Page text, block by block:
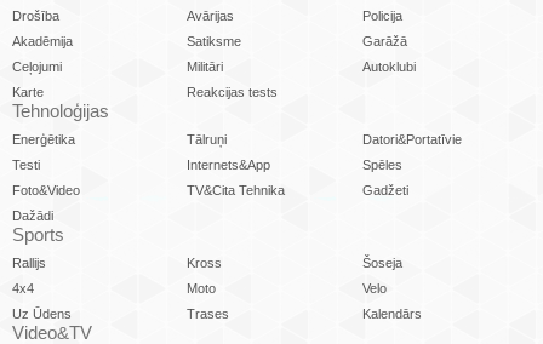
Drošība Avārijas
Policija
Akadēmija
Satiksme
Garāžā
Ceļojumi
Militāri
Autoklubi
Karte
Reakcijas tests
Tehnoloģijas
Enerģētika Tālruņi
Datori&Portatīvie
Testi
Internets&App
Spēles
Foto&Video
TV&Cita Tehnika
Gadžeti
Dažādi
Sports
Rallijs Kross
Šoseja
4x4
Moto
Velo
Uz Ūdens
Trases Kalendārs
Video&TV